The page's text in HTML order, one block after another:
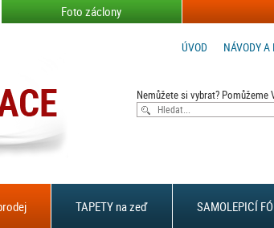
Foto záclony
NÁVODY A
ÚVOD
Nemůžete si vybrat?
TAPETY na zeď SAMOLEPICÍ